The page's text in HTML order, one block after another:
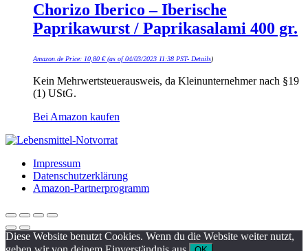
Chorizo Iberico – Iberische
Paprikawurst / Paprikasalami 400 gr.
Amazon.de Price: 10,80 €(as of 04/03/2023 11:38 PST- Details)
Kein Mehrwertsteuerausweis, da Kleinunternehmer nach §19
(1) UStG.
Bei Amazon kaufen
Impressum
Datenschutzerklärung
Amazon-Partnerprogramm
Diese Website benutzt Cookies. Wenn du die Website weiter nutzt,